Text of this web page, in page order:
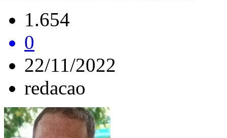
1.654
0
22/11/2022
redacao